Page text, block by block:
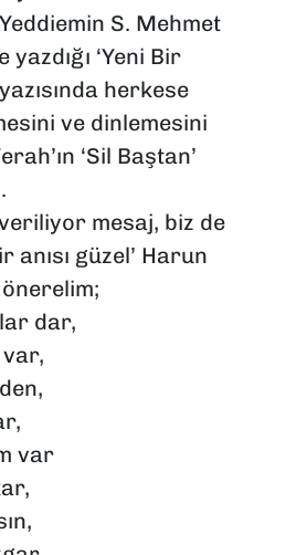
S. Mehmet
‘Yeni Bir
herkese
ve dinlemesini
‘Sil Baştan’
mesaj, biz de
anısı güzel’ Harun
önerelim;
dar,
var,
var